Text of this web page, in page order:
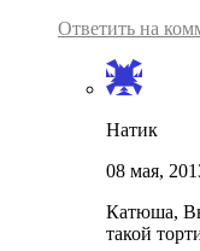
Ответить на
Натик
08 мая,
Катюша,
такой